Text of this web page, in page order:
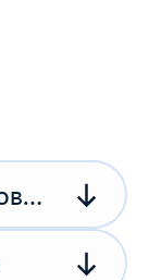
Любительские соревнования